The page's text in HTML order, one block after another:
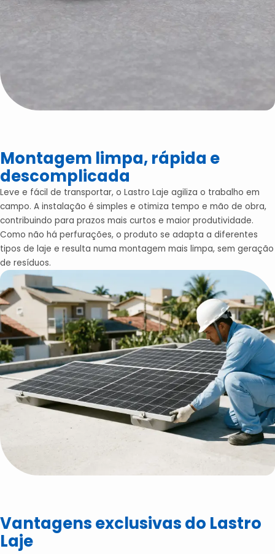
Montagem limpa, rápida e
descomplicada
Leve e fácil de transportar, o Lastro Laje agiliza o trabalho em
campo. A instalação é simples e otimiza tempo e mão de obra,
contribuindo para prazos mais curtos e maior produtividade.
Como não há perfurações, o produto se adapta a diferentes
tipos de laje e resulta numa montagem mais limpa, sem geração
de resíduos.
Vantagens exclusivas do Lastro
Laje